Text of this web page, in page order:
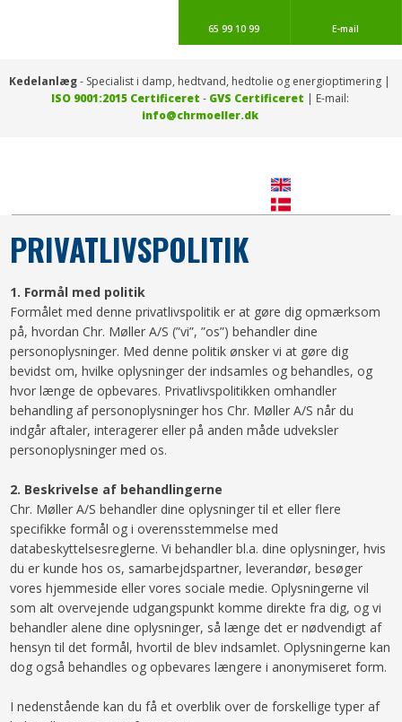
Kedelanlæg- Specialist i damp, hedtvand, hedtolie og energioptimering |
ISO 9001:2015 Certificeret - ​GVS Certificeret | E-mail: ​
info@chrmoeller.dk​ ​
65 99 10 99 E-mail
PRIVATLIVSPOLITIK
​1.​ Formål med politik
Formålet med denne privatlivspolitik er at gøre dig opmærksom
på, hvordan Chr. Møller A/S (”vi”, ”os”) behandler dine
personoplysninger. Med denne politik ønsker vi at gøre dig
bevidst om, hvilke oplysninger der indsamles og behandles, og
hvor længe de opbevares. Privatlivspolitikken omhandler
behandling af personoplysninger hos Chr. Møller A/S når du
indgår aftaler, interagerer eller på anden måde udveksler
personoplysninger med os.
​2.​ Beskrivelse af behandlingerne
Chr. Møller A/S behandler dine oplysninger til et eller flere
specifikke formål og i overensstemmelse med
databeskyttelsesreglerne. Vi behandler bl.a. dine oplysninger, hvis
du er kunde hos os, samarbejdspartner, leverandør, besøger
vores hjemmeside eller vores sociale medie. Oplysningerne vil
som alt overvejende udgangspunkt komme direkte fra dig, og vi
behandler alene dine oplysninger, så længe det er nødvendigt af
hensyn til det formål, hvortil de blev indsamlet. Oplysningerne kan
dog også behandles og opbevares længere i anonymiseret form.
​I nedenstående kan du få et overblik over de forskellige typer af